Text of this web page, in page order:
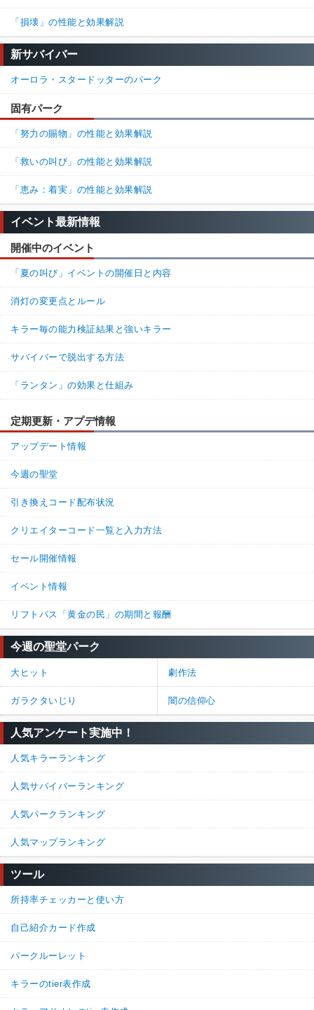
「損壊」の性能と効果解説
新サバイバー
オーロラ・スタードッターのパーク
固有パーク
「努力の賜物」の性能と効果解説
「救いの叫び」の性能と効果解説
「恵み：着実」の性能と効果解説
イベント最新情報
開催中のイベント
「夏の叫び」イベントの開催日と内容
消灯の変更点とルール
キラー毎の能力検証結果と強いキラー
サバイバーで脱出する方法
「ランタン」の効果と仕組み
定期更新・アプデ情報
アップデート情報
今週の聖堂
引き換えコード配布状況
クリエイターコード一覧と入力方法
セール開催情報
イベント情報
リフトパス「黄金の民」の期間と報酬
今週の聖堂パーク
大ヒット 劇作法
ガラクタいじり 闇の信仰心
人気アンケート実施中！
人気キラーランキング
人気サバイバーランキング
人気パークランキング
人気マップランキング
ツール
所持率チェッカーと使い方
自己紹介カード作成
パークルーレット
キラーのtier表作成